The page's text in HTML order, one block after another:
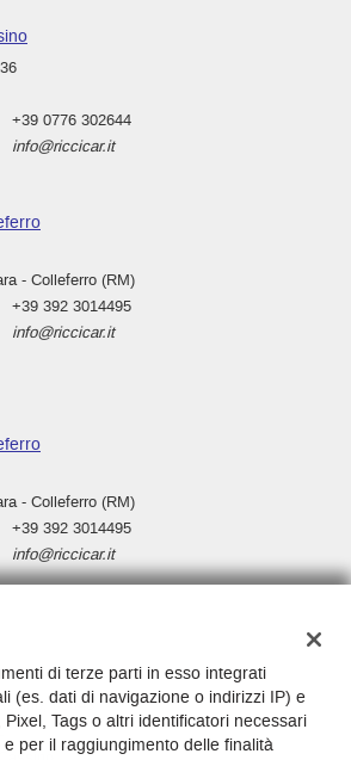
+39 0776 302644
info@riccicar.it
- Colleferro (RM)
+39 392 3014495
info@riccicar.it
- Colleferro (RM)
+39 392 3014495
info@riccicar.it
03043
di terze parti in esso integrati
(es. dati di navigazione o indirizzi IP) e
Tags o altri identificatori necessari
per il raggiungimento delle finalità